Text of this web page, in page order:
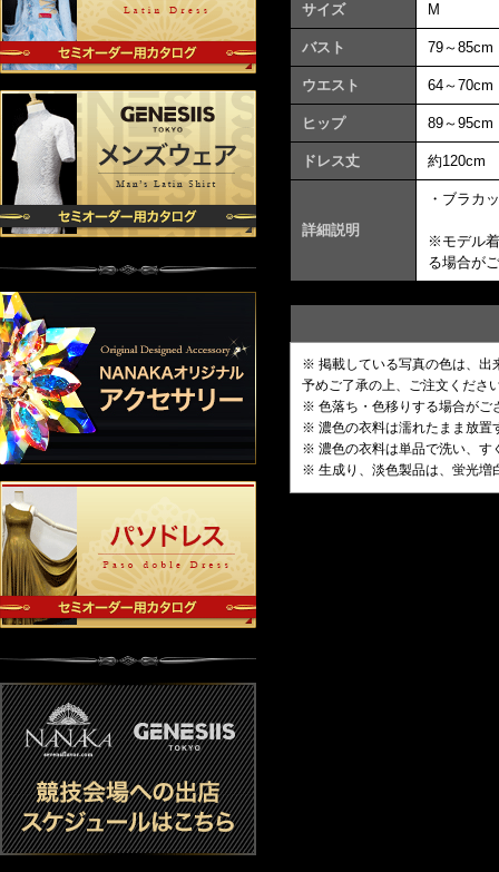
サイズ M
バスト 79～85cm
ウエスト 64～70cm
ヒップ 89～95cm
ドレス丈 約120cm
詳細説明
・ブラカ
※モデル
る場合が
※ 掲載している写真の色は、出
予めご了承の上、ご注文くださ
※ 色落ち・色移りする場合がご
※ 濃色の衣料は濡れたまま放置
※ 濃色の衣料は単品で洗い、す
※ 生成り、淡色製品は、蛍光増